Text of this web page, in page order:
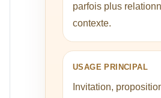
parfois plus
contexte.
USAGE PRINCIPAL
Invitation,